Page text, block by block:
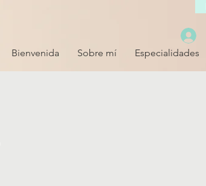
Bienvenida Sobre mí Especialidades